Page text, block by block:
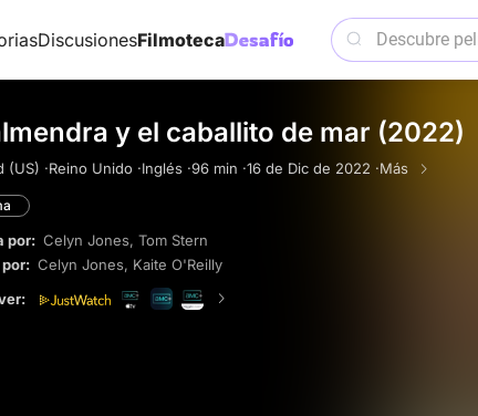
DiscusionesFilmoteca
y el caballito de mar (2022)
(US) ·Reino Unido ·Inglés ·96 min ·16 de Dic de 2022 ·Más
por: Celyn Jones, Tom Stern
Celyn Jones, Kaite O'Reilly